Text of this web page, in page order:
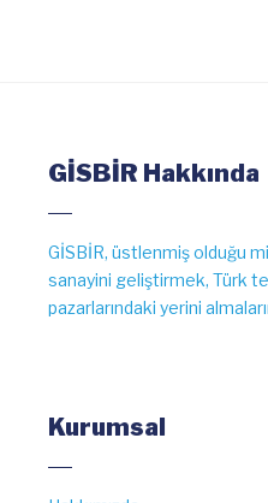
GİSBİR Hakkında
GİSBİR, üstlenmiş olduğu
sanayini geliştirmek, Türk
pazarlarındaki yerini
Kurumsal